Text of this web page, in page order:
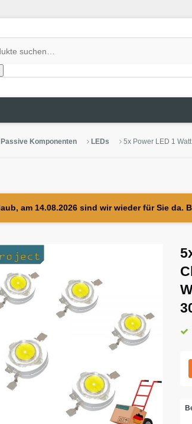
Passive Komponenten LEDs 5x Power LED 1
am 14.08.2026 sind wir wieder für Sie